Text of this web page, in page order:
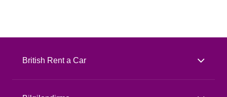
British Rent a Car